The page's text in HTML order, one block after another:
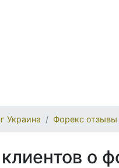
Украина Форекс отзывы
о